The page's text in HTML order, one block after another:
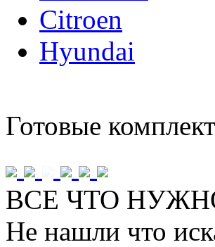
Citroen
Hyundai
Готовые
ВСЕ ЧТО
Не нашли что